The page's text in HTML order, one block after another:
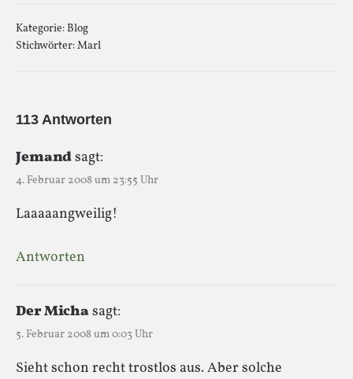
Kategorie:Blog
Stichwörter:Marl
113 Antworten
Jemandsagt:
4. Februar 2008 um 23:55 Uhr
Laaaaangweilig!
Antworten
Der Michasagt:
5. Februar 2008 um 0:03 Uhr
Sieht schon recht trostlos aus. Aber solche